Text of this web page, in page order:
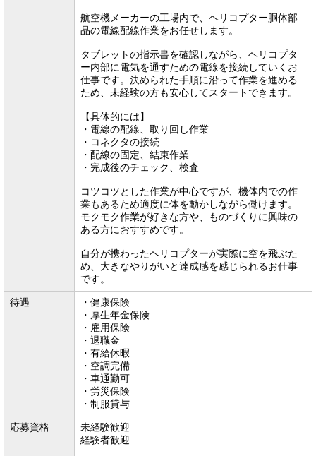
航空機メーカーの工場内で、ヘリコプター胴体部
品の電線配線作業をお任せします。
タブレットの指示書を確認しながら、ヘリコプタ
ー内部に電気を通すための電線を接続していくお
仕事です。決められた手順に沿って作業を進める
ため、未経験の方も安心してスタートできます。
【具体的には】
・電線の配線、取り回し作業
・コネクタの接続
・配線の固定、結束作業
・完成後のチェック、検査
コツコツとした作業が中心ですが、機体内での作
業もあるため適度に体を動かしながら働けます。
モクモク作業が好きな方や、ものづくりに興味の
ある方におすすめです。
自分が携わったヘリコプターが実際に空を飛ぶた
め、大きなやりがいと達成感を感じられるお仕事
です。
待遇
・健康保険
・厚生年金保険
・雇用保険
・退職金
・有給休暇
・空調完備
・車通勤可
・労災保険
・制服貸与
応募資格
未経験歓迎
経験者歓迎